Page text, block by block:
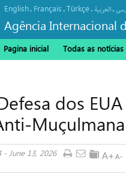
English. Français.Türkçe. العربیة.
Agência Internacional
Pagina inicial Todas as notícias
dos
- June 13, 2026